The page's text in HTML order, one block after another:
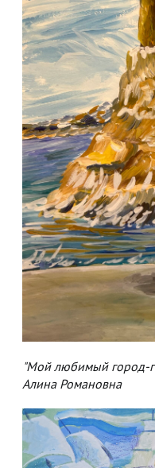
"Мой любимый город-
Алина Романовна